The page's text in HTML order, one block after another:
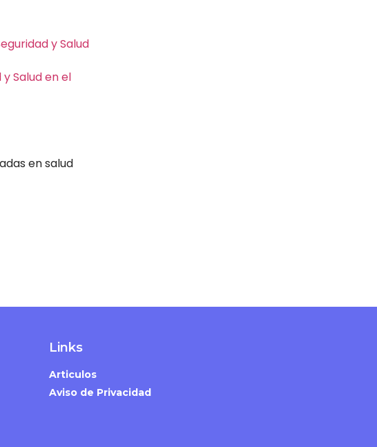
y Salud
Salud en el
en salud
Links
Articulos
Aviso de Privacidad